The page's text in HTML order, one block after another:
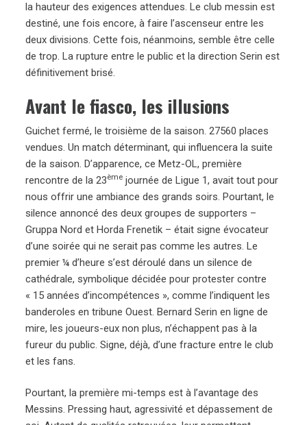
la hauteur des exigences attendues. Le club messin est
destiné, une fois encore, à faire l’ascenseur entre les
deux divisions. Cette fois, néanmoins, semble être celle
de trop. La rupture entre le public et la direction Serin est
définitivement brisé.
Avant le fiasco, les illusions
Guichet fermé, le troisième de la saison. 27560 places
vendues. Un match déterminant, qui influencera la suite
de la saison. D’apparence, ce Metz-OL, première
rencontre de la 23ème journée de Ligue 1, avait tout pour
nous offrir une ambiance des grands soirs. Pourtant, le
silence annoncé des deux groupes de supporters –
Gruppa Nord et Horda Frenetik – était signe évocateur
d’une soirée qui ne serait pas comme les autres. Le
premier ¼ d’heure s’est déroulé dans un silence de
cathédrale, symbolique décidée pour protester contre
« 15 années d’incompétences », comme l’indiquent les
banderoles en tribune Ouest. Bernard Serin en ligne de
mire, les joueurs-eux non plus, n’échappent pas à la
fureur du public. Signe, déjà, d’une fracture entre le club
et les fans.
Pourtant, la première mi-temps est à l’avantage des
Messins. Pressing haut, agressivité et dépassement de